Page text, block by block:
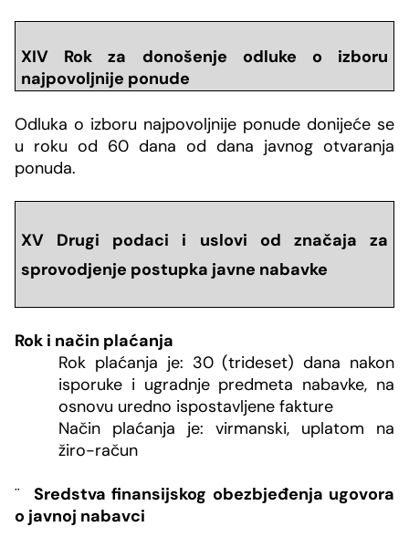
XIV Rok za donošenje odluke o izboru
najpovoljnije ponude
Odluka o izboru najpovoljnije ponude donijeće se
u roku od 60 dana od dana javnog otvaranja
ponuda.
XV Drugi podaci i uslovi od značaja za
sprovodjenje postupka javne nabavke
Rok i način plaćanja
Rok plaćanja je: 30 (trideset) dana nakon
isporuke i ugradnje predmeta nabavke, na
osnovu uredno ispostavljene fakture
Način plaćanja je: virmanski, uplatom na
žiro-račun
¨
Sredstva finansijskog obezbjeđenja ugovora
o javnoj nabavci